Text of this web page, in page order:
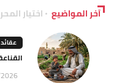
آخر المواضيع اختيار
عقائد